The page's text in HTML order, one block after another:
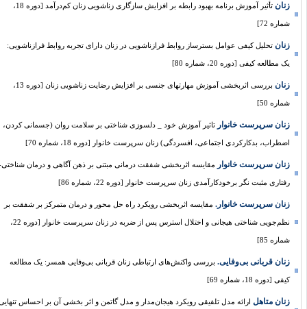
زنان تأثیر آموزش برنامه بهبود رابطه بر افزایش سازگاری زناشویی زنان کم‌درآمد [دوره 18،
شماره 72]
زنان تحلیل کیفی عوامل بسترساز روابط فرازناشویی در زنان دارای تجربه روابط فرازناشویی:
یک مطالعه کیفی [دوره 20، شماره 80]
زنان بررسی اثربخشی آموزش مهارت‏های جنسی بر افزایش رضایت زناشویی زنان [دوره 13،
شماره 50]
زنان سرپرست خانوار تاثیر آموزش خود _ دلسوزی شناختی بر سلامت روان (جسمانی کردن،
اضطراب، بدکارکردی اجتماعی، افسردگی) زنان سرپرست خانوار [دوره 18، شماره 70]
زنان سرپرست خانوار مقایسه اثربخشی شفقت درمانی مبتنی بر ذهن آگاهی و درمان شناختی-
رفتاری مثبت نگر برخودکارآمدی زنان سرپرست خانوار [دوره 22، شماره 86]
زنان سرپرست خانوار. مقایسه اثربخشی رویکرد راه حل محور و درمان متمرکز بر شفقت بر
نظم‌جویی شناختی هیجانی و اختلال استرس پس از ضربه در زنان سرپرست خانوار [دوره 22،
شماره 85]
زنان قربانی بی‌وفایی. بررسی واکنش‌های ارتباطی زنان قربانی بی‌وفایی همسر: یک مطالعه
کیفی [دوره 18، شماره 69]
زنان متاهل ارائه مدل تلفیقی رویکرد هیجان‌مدار و مدل گاتمن و اثر بخشی آن بر احساس تنهایی